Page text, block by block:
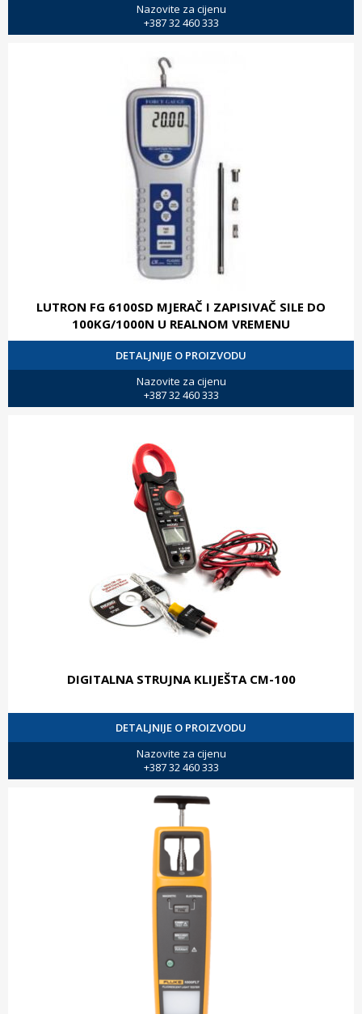
Nazovite za cijenu
+387 32 460 333
LUTRON FG 6100SD MJERAČ I ZAPISIVAČ SILE DO
100KG/1000N U REALNOM VREMENU
DETALJNIJE O PROIZVODU
Nazovite za cijenu
+387 32 460 333
DIGITALNA STRUJNA KLIJEŠTA CM-100
DETALJNIJE O PROIZVODU
Nazovite za cijenu
+387 32 460 333